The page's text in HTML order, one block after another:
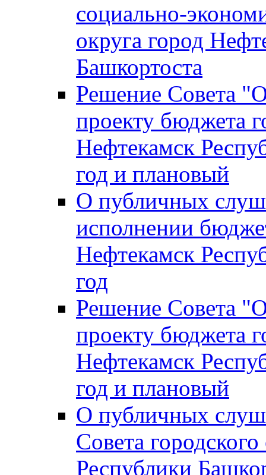
социально-
округа город
Башкортоста
Решение Совета
проекту бюджета
Нефтекамск
год и плановый
О публичных
исполнении
Нефтекамск
год
Решение Совета
проекту бюджета
Нефтекамск
год и плановый
О публичных
Совета
Республики